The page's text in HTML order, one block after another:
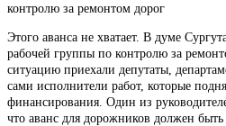
контролю за ремонтом дорог
Этого аванса не хватает. В думе
рабочей группы по контролю за
ситуацию приехали депутаты,
сами исполнители работ, которые
финансирования. Один из
что аванс для дорожников должен